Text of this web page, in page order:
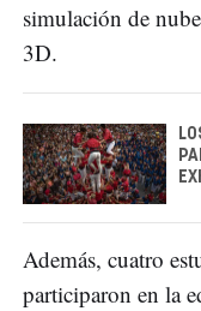
simulación de
3D.
Además, cuatro
participaron en la